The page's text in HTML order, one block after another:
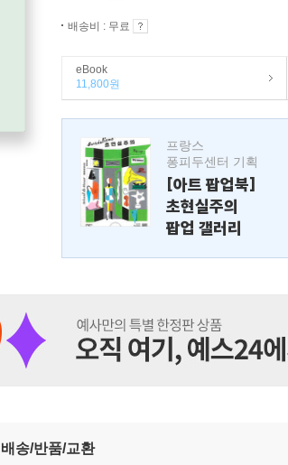
배송비 : 무료
eBook
11,800원
프랑스
퐁피두센터 기획
[아트 팝업북]
초현실주의
팝업 갤러리
배송/반품/교환